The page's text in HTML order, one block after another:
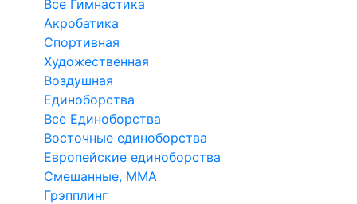
Все Гимнастика
Акробатика
Спортивная
Художественная
Воздушная
Единоборства
Все Единоборства
Восточные единоборства
Европейские единоборства
Смешанные, ММА
Грэпплинг